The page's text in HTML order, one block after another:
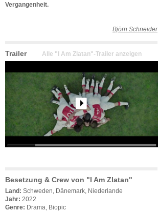
Vergangenheit.
Björn Schneider
Trailer Alle "I Am Zlatan"-Trailer anzeigen
Besetzung & Crew von "I Am Zlatan"
Land: Schweden, Dänemark, Niederlande
Jahr: 2022
Genre: Drama, Biopic